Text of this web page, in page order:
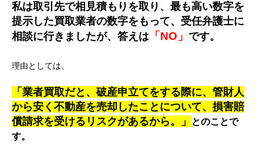
私は取引先で相見積もりを取り、最も高い数字を
提示した買取業者の数字をもって、受任弁護士に
相談に行きましたが、答えは 「NO」 です。
理由としては、
「 業者買取だと、破産申立てをする際に、管財人
から安く不動産を売却したことについて、損害賠
償請求を受けるリスクがあるから。」
とのことで
す。